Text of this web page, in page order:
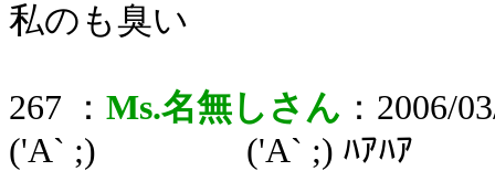
私のも臭い
267 ： Ms.名無しさん ：2006/
('A` ;) ('A` ;) ﾊｱﾊｱ